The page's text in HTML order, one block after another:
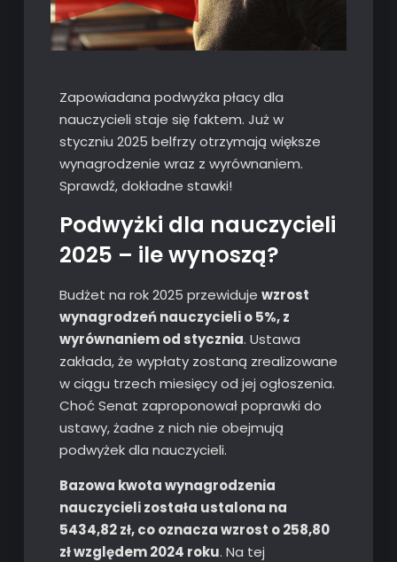
Zapowiadana podwyżka płacy dla
nauczycieli staje się faktem. Już w
styczniu 2025 belfrzy otrzymają większe
wynagrodzenie wraz z wyrównaniem.
Sprawdź, dokładne stawki!
Podwyżki dla nauczycieli
2025 – ile wynoszą?
Budżet na rok 2025 przewiduje wzrost
wynagrodzeń nauczycieli o 5%, z
wyrównaniem od stycznia. Ustawa
zakłada, że wypłaty zostaną zrealizowane
w ciągu trzech miesięcy od jej ogłoszenia.
Choć Senat zaproponował poprawki do
ustawy, żadne z nich nie obejmują
podwyżek dla nauczycieli.
Bazowa kwota wynagrodzenia
nauczycieli została ustalona na
5434,82 zł, co oznacza wzrost o 258,80
zł względem 2024 roku. Na tej